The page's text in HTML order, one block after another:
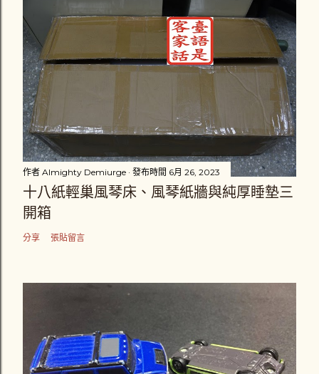
作者 Almighty Demiurge 發布時間 6月 26, 2023
十八紙輕巢風琴床、風琴紙牆與純厚睡墊三
開箱
分享 張貼留言